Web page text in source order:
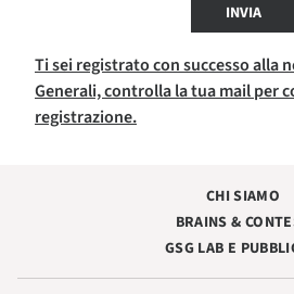
INVIA
Ti sei registrato con successo alla
Generali, controlla la tua mail per
registrazione.
CHI SIAMO
BRAINS &
GSG LAB E